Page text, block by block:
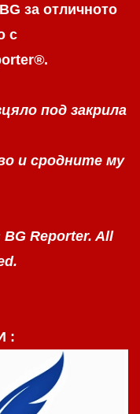
за отличното
с
®.
под закрила
и сродните му
Reporter. All
: